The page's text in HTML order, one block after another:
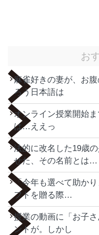
お
麻雀好きの妻が、お
ろう日本語は
オンライン授業開始
は…ええっ
法的に改名した19歳
せた、その名前とは…
「今年も選べて助か
フトを贈る際…
授業の動画に「お子
ントが。しかし